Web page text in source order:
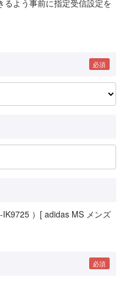
よう事前に指定受信設定を
）[ adidas MS メンズ